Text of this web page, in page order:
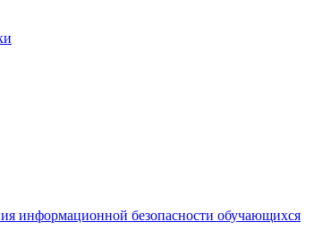
информационной безопасности обучающихся